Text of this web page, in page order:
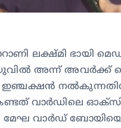
ലക്ഷ്മി ഭായി
അന്ന് അവര്‍ക്ക്
ഇഞ്ചക്ഷന്‍
വാര്‍ഡിലെ
മേഘ വാര്‍ഡ്